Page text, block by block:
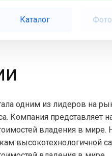
Каталог
одним из лидеров на
Компания представляет
владения в мире.
высокотехнологичной